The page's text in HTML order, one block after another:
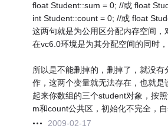
float Student::sum = 0; //或 float
int Student::count = 0; //或 float
这两句就是为公用区分配内存空间，
在vc6.0环境是为其分配空间的同时，
所以是不能删掉的，删掉了，就没有
作，这两个变量就无法存在，也就是
起来你数组的三个student对象，按
m和count公共区，初始化不完全，自
2009-02-17